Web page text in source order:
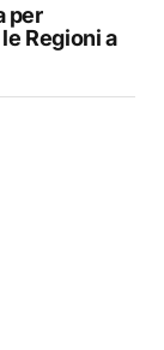
per
Regioni a